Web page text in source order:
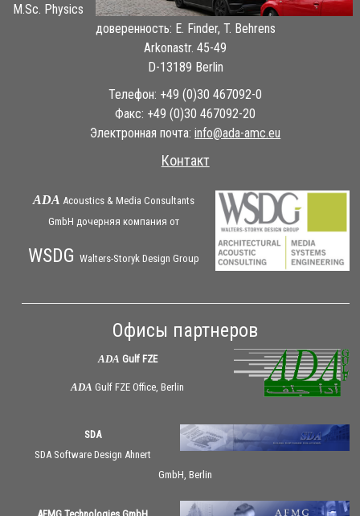
M.Sc. Physics
доверенность: E. Finder, T. Behrens
Arkonastr. 45-49
D-13189 Berlin
Телефон: +49 (0)30 467092-0
Факс: +49 (0)30 467092-20
Электронная почта:ue.cma-ada@ofni
Контакт
ADA Acoustics & Media Consultants
GmbH дочерняя компания от
WSDG Walters-Storyk Design Group
Офисы партнеров
ADA Gulf FZE
ADA Gulf FZE Office, Berlin
SDA
SDA Software Design Ahnert
GmbH, Berlin